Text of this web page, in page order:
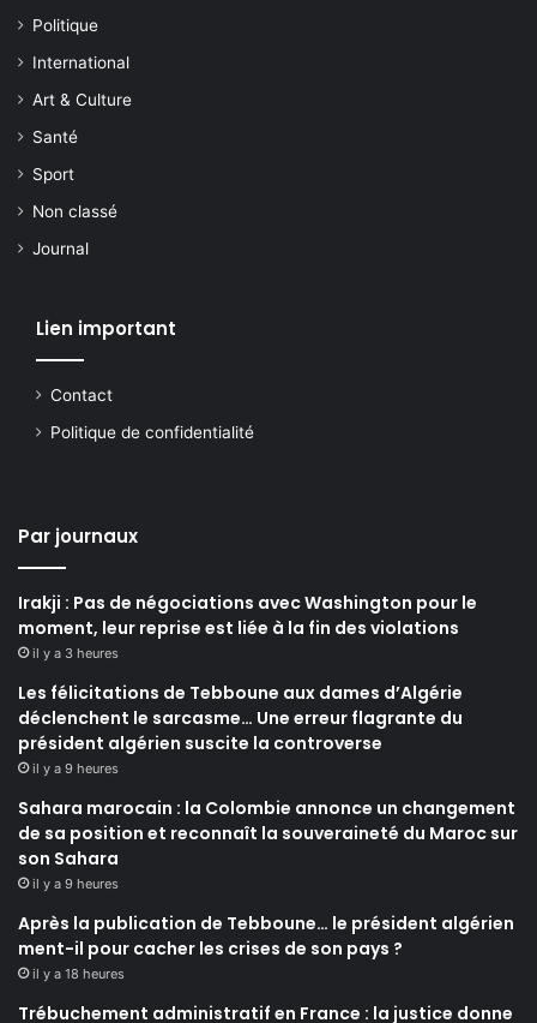
Politique
International
Art & Culture
Santé
Sport
Non classé
Journal
Lien important
Contact
Politique de confidentialité
Par journaux
Irakji : Pas de négociations avec Washington pour le
moment, leur reprise est liée à la fin des violations
il y a 3 heures
Les félicitations de Tebboune aux dames d’Algérie
déclenchent le sarcasme… Une erreur flagrante du
président algérien suscite la controverse
il y a 9 heures
Sahara marocain : la Colombie annonce un changement
de sa position et reconnaît la souveraineté du Maroc sur
son Sahara
il y a 9 heures
Après la publication de Tebboune… le président algérien
ment-il pour cacher les crises de son pays ?
il y a 18 heures
Trébuchement administratif en France : la justice donne